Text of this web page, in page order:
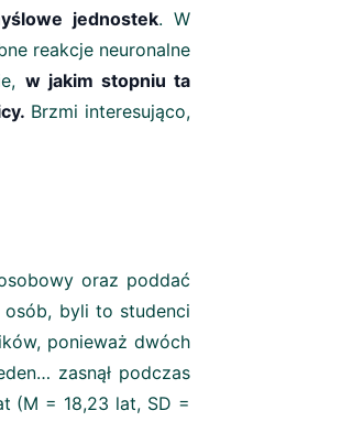
jednostek. W
reakcje neuronalne
w jakim stopniu ta
Brzmi interesująco,
oraz poddać
osób, byli to studenci
ponieważ dwóch
zasnął podczas
(M = 18,23 lat, SD =